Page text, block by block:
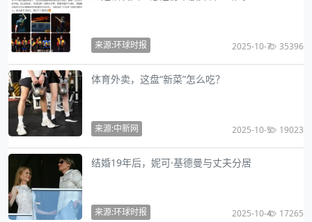
来源:环球时报 2025-10-7 35396
体育外卖，这盘“新菜”怎么吃？
来源:中新网 2025-10-5 19023
结婚19年后，妮可·基德曼与丈夫分居
来源:环球时报 2025-10-4 17265